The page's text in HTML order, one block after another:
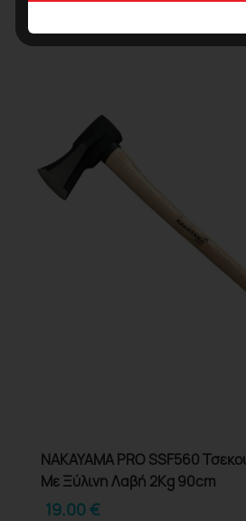
NAKAYAMA PRO SSF560
Με Ξύλινη Λαβή 2Kg 90cm
19.00€